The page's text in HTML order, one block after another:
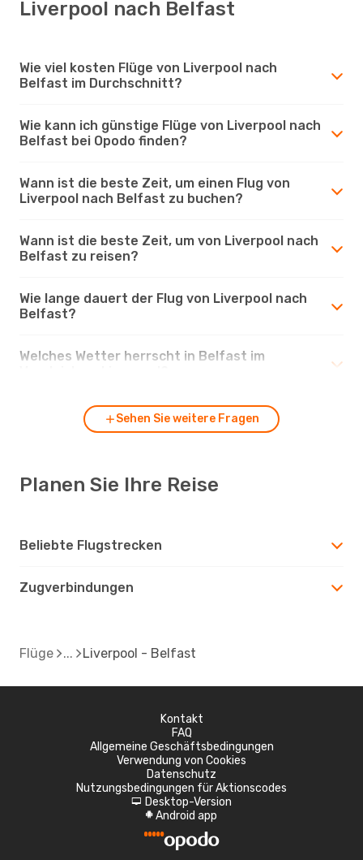
Liverpool nach Belfast
Wie viel kosten Flüge von Liverpool nach
Belfast im Durchschnitt?
Wie kann ich günstige Flüge von Liverpool nach
Belfast bei Opodo finden?
Wann ist die beste Zeit, um einen Flug von
Liverpool nach Belfast zu buchen?
Wann ist die beste Zeit, um von Liverpool nach
Belfast zu reisen?
Wie lange dauert der Flug von Liverpool nach
Belfast?
Welches Wetter herrscht in Belfast im
Sehen Sie weitere Fragen
Planen Sie Ihre Reise
Beliebte Flugstrecken
Zugverbindungen
Flüge Liverpool - Belfast
Kontakt
FAQ
Allgemeine Geschäftsbedingungen
Verwendung von Cookies
Datenschutz
Nutzungsbedingungen für Aktionscodes
d Desktop-Version
A Android app